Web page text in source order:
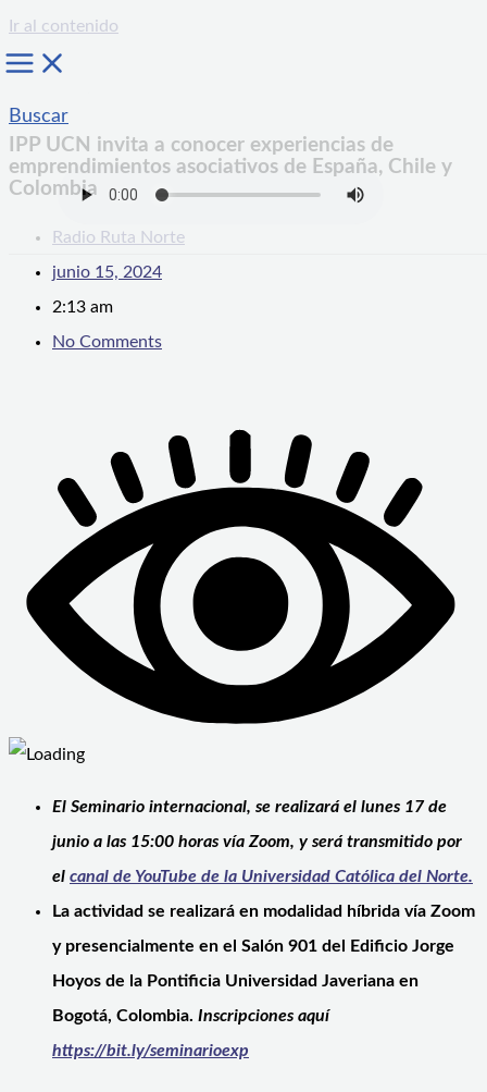
Ir al contenido
Buscar
IPP UCN invita a conocer experiencias de
emprendimientos asociativos de España, Chile y
Colombia
Radio Ruta Norte
junio 15, 2024
2:13 am
No Comments
El Seminario internacional, se realizará el lunes 17 de
junio a las 15:00 horas vía Zoom, y será transmitido por
el canal de YouTube de la Universidad Católica del Norte.
La actividad se realizará en modalidad híbrida vía Zoom
y presencialmente en el Salón 901 del Edificio Jorge
Hoyos de la Pontificia Universidad Javeriana en
Bogotá, Colombia. Inscripciones aquí
https://bit.ly/seminarioexp